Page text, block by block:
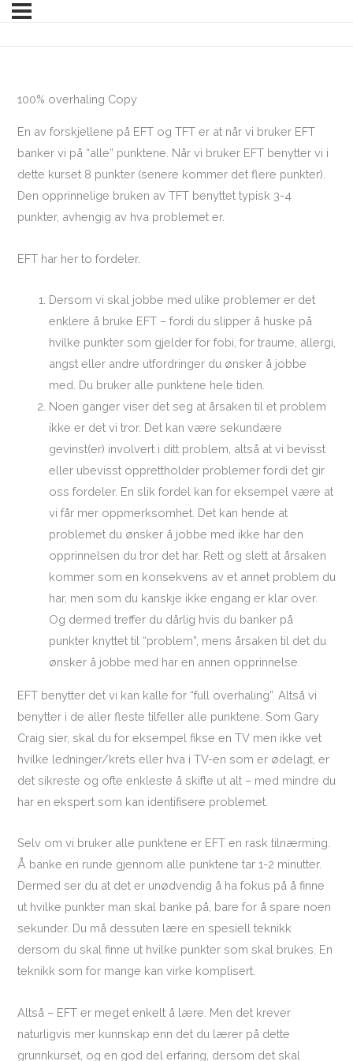
100% overhaling Copy
En av forskjellene på EFT og TFT er at når vi bruker EFT
banker vi på “alle” punktene. Når vi bruker EFT benytter vi i
dette kurset 8 punkter (senere kommer det flere punkter).
Den opprinnelige bruken av TFT benyttet typisk 3-4
punkter, avhengig av hva problemet er.
EFT har her to fordeler.
Dersom vi skal jobbe med ulike problemer er det
enklere å bruke EFT – fordi du slipper å huske på
hvilke punkter som gjelder for fobi, for traume, allergi,
angst eller andre utfordringer du ønsker å jobbe
med. Du bruker alle punktene hele tiden.
Noen ganger viser det seg at årsaken til et problem
ikke er det vi tror. Det kan være sekundære
gevinst(er) involvert i ditt problem, altså at vi bevisst
eller ubevisst opprettholder problemer fordi det gir
oss fordeler. En slik fordel kan for eksempel være at
vi får mer oppmerksomhet. Det kan hende at
problemet du ønsker å jobbe med ikke har den
opprinnelsen du tror det har. Rett og slett at årsaken
kommer som en konsekvens av et annet problem du
har, men som du kanskje ikke engang er klar over.
Og dermed treffer du dårlig hvis du banker på
punkter knyttet til “problem”, mens årsaken til det du
ønsker å jobbe med har en annen opprinnelse.
EFT benytter det vi kan kalle for “full overhaling”. Altså vi
benytter i de aller fleste tilfeller alle punktene. Som Gary
Craig sier, skal du for eksempel fikse en TV men ikke vet
hvilke ledninger/krets eller hva i TV-en som er ødelagt, er
det sikreste og ofte enkleste å skifte ut alt – med mindre du
har en ekspert som kan identifisere problemet.
Selv om vi bruker alle punktene er EFT en rask tilnærming.
Å banke en runde gjennom alle punktene tar 1-2 minutter.
Dermed ser du at det er unødvendig å ha fokus på å finne
ut hvilke punkter man skal banke på, bare for å spare noen
sekunder. Du må dessuten lære en spesiell teknikk
dersom du skal finne ut hvilke punkter som skal brukes. En
teknikk som for mange kan virke komplisert.
Altså – EFT er meget enkelt å lære. Men det krever
naturligvis mer kunnskap enn det du lærer på dette
grunnkurset, og en god del erfaring, dersom det skal